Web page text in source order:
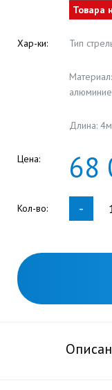
Товара
Хар-ки: Тип
Длина: 4м
Цена: 68
Кол-во: -